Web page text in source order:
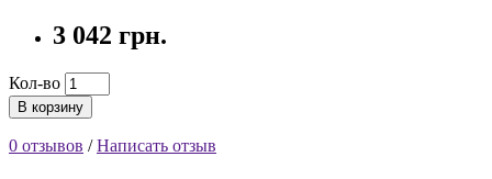
3 042 грн.
Кол-во
В корзину
0 отзывов /Написать отзыв